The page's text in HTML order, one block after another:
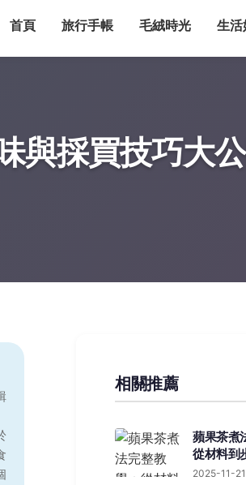
首頁 旅行手帳 毛絨時光 生活
與採買技巧大
相關推薦
蘋果茶煮
從材料到
2025-11-21